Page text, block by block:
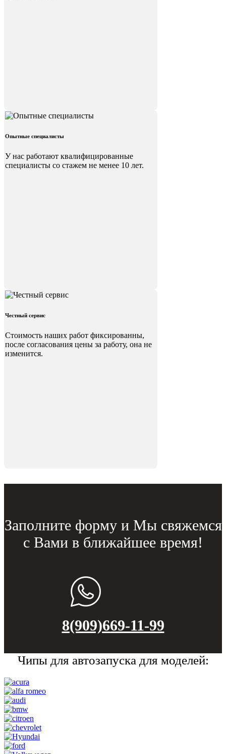
Опытные специалисты
У нас работают квалифицированные
специалисты со стажем не менее 10 лет.
Честный сервис
Стоимость наших работ фиксированны,
после согласования цены за работу, она не
изменится.
Заполните форму и Мы свяжемся
с Вами в ближайшее время!
8(909)669-11-99
Чипы для автозапуска для моделей: